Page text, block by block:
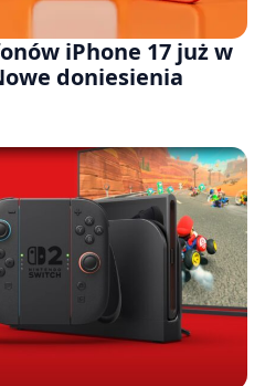
iPhone 17 już w
doniesienia